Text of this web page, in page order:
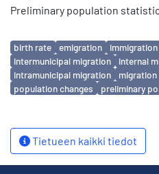
Preliminary population
Avainsanat
birth rate emigration immigration
intermunicipal migration
internal
intramunicipal migration
migration
population changes
preliminary
Tietueen kaikki tiedot